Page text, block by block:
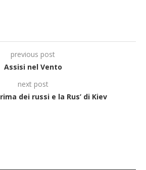
previous post
Assisi nel Vento
next post
dei russi e la Rus’ di Kiev